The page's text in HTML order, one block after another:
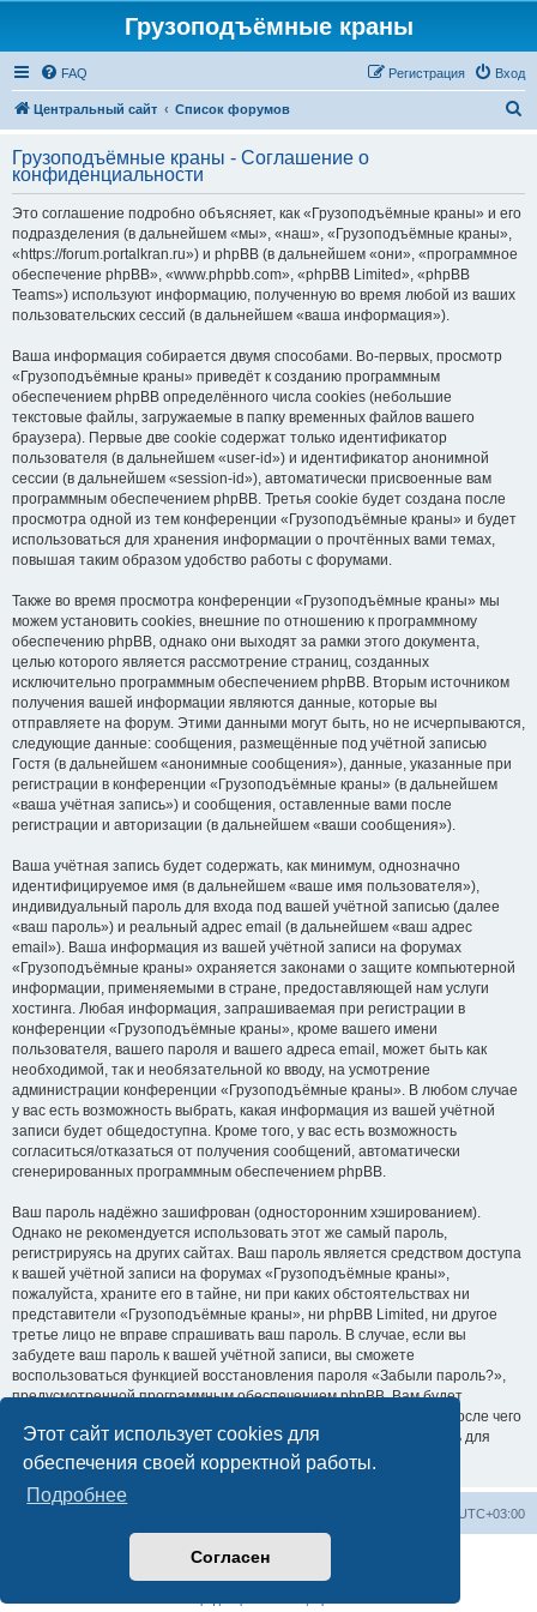
Этот сайт использует cookies для
обеспечения своей корректной работы.
Подробнее
Согласен
Грузоподъёмные краны
FAQ Вход
Регистрация
Центральный сайт Список форумов
с
Грузоподъёмные краны - Соглашение о
конфиденциальности
Это соглашение подробно объясняет, как «Грузоподъёмные краны» и его
подразделения (в дальнейшем «мы», «наш», «Грузоподъёмные краны»,
«https://forum.portalkran.ru») и phpBB (в дальнейшем «они», «программное
обеспечение phpBB», «www.phpbb.com», «phpBB Limited», «phpBB
Teams») используют информацию, полученную во время любой из ваших
пользовательских сессий (в дальнейшем «ваша информация»).
Ваша информация собирается двумя способами. Во-первых, просмотр
«Грузоподъёмные краны» приведёт к созданию программным
обеспечением phpBB определённого числа cookies (небольшие
текстовые файлы, загружаемые в папку временных файлов вашего
браузера). Первые две cookie содержат только идентификатор
пользователя (в дальнейшем «user-id») и идентификатор анонимной
сессии (в дальнейшем «session-id»), автоматически присвоенные вам
программным обеспечением phpBB. Третья cookie будет создана после
просмотра одной из тем конференции «Грузоподъёмные краны» и будет
использоваться для хранения информации о прочтённых вами темах,
повышая таким образом удобство работы с форумами.
Также во время просмотра конференции «Грузоподъёмные краны» мы
можем установить cookies, внешние по отношению к программному
обеспечению phpBB, однако они выходят за рамки этого документа,
целью которого является рассмотрение страниц, созданных
исключительно программным обеспечением phpBB. Вторым источником
получения вашей информации являются данные, которые вы
отправляете на форум. Этими данными могут быть, но не исчерпываются,
следующие данные: сообщения, размещённые под учётной записью
Гостя (в дальнейшем «анонимные сообщения»), данные, указанные при
регистрации в конференции «Грузоподъёмные краны» (в дальнейшем
«ваша учётная запись») и сообщения, оставленные вами после
регистрации и авторизации (в дальнейшем «ваши сообщения»).
Ваша учётная запись будет содержать, как минимум, однозначно
идентифицируемое имя (в дальнейшем «ваше имя пользователя»),
индивидуальный пароль для входа под вашей учётной записью (далее
«ваш пароль») и реальный адрес email (в дальнейшем «ваш адрес
email»). Ваша информация из вашей учётной записи на форумах
«Грузоподъёмные краны» охраняется законами о защите компьютерной
информации, применяемыми в стране, предоставляющей нам услуги
хостинга. Любая информация, запрашиваемая при регистрации в
конференции «Грузоподъёмные краны», кроме вашего имени
пользователя, вашего пароля и вашего адреса email, может быть как
необходимой, так и необязательной ко вводу, на усмотрение
администрации конференции «Грузоподъёмные краны». В любом случае
у вас есть возможность выбрать, какая информация из вашей учётной
записи будет общедоступна. Кроме того, у вас есть возможность
согласиться/отказаться от получения сообщений, автоматически
сгенерированных программным обеспечением phpBB.
Ваш пароль надёжно зашифрован (односторонним хэшированием).
Однако не рекомендуется использовать этот же самый пароль,
регистрируясь на других сайтах. Ваш пароль является средством доступа
к вашей учётной записи на форумах «Грузоподъёмные краны»,
пожалуйста, храните его в тайне, ни при каких обстоятельствах ни
представители «Грузоподъёмные краны», ни phpBB Limited, ни другое
третье лицо не вправе спрашивать ваш пароль. В случае, если вы
забудете ваш пароль к вашей учётной записи, вы сможете
воспользоваться функцией восстановления пароля «Забыли пароль?»,
предусмотренной программным обеспечением phpBB. Вам будет
необходимо ввести ваше имя пользователя и ваш адрес email, после чего
программное обеспечение phpBB сгенерирует вам новый пароль для
вашей учётной записи.
UTC+03:00
Создано на основеphpBB® Forum Software © phpBB Limited
Русская поддержка phpBB